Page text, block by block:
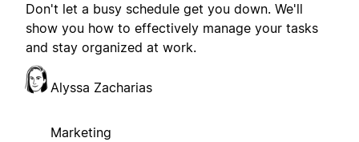
Don't let a busy schedule get you down. We'll
show you how to effectively manage your tasks
and stay organized at work.
Alyssa Zacharias
Marketing